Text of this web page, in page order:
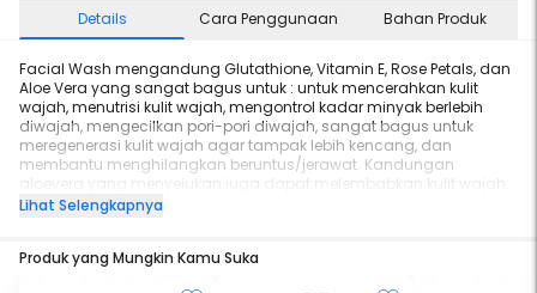
Details Cara Penggunaan Bahan Produk
Facial Wash mengandung Glutathione, Vitamin E, Rose Petals, dan
Aloe Vera yang sangat bagus untuk : untuk mencerahkan kulit
wajah, menutrisi kulit wajah, mengontrol kadar minyak berlebih
diwajah, mengecilkan pori-pori diwajah, sangat bagus untuk
meregenerasi kulit wajah agar tampak lebih kencang, dan
membantu menghilangkan beruntus/jerawat. Kandungan
aloevera yang menyejukan juga dapat melembabkan kulit wajah,
jadi kulit akan terasa lebih lembut, terdapat 2 jenis facial wash
Lihat Selengkapnya
Produk yang Mungkin Kamu Suka